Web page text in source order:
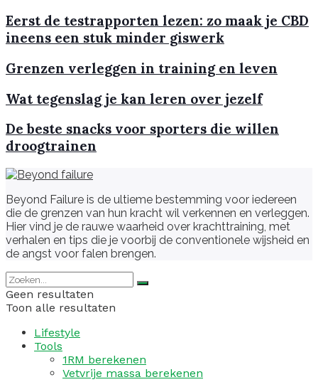
Eerst de testrapporten lezen: zo maak je CBD
ineens een stuk minder giswerk
Grenzen verleggen in training en leven
Wat tegenslag je kan leren over jezelf
De beste snacks voor sporters die willen
droogtrainen
Beyond Failure is de ultieme bestemming voor iedereen
die de grenzen van hun kracht wil verkennen en verleggen.
Hier vind je de rauwe waarheid over krachttraining, met
verhalen en tips die je voorbij de conventionele wijsheid en
de angst voor falen brengen.
Geen resultaten
Toon alle resultaten
Lifestyle
Tools
1RM berekenen
Vetvrije massa berekenen